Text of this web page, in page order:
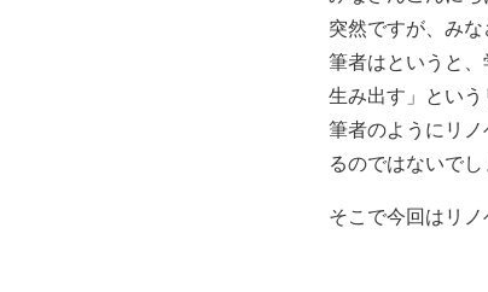
突然ですが、み
筆者はというと
生み出す」という
筆者のようにリ
るのではないでし
そこで今回はリ